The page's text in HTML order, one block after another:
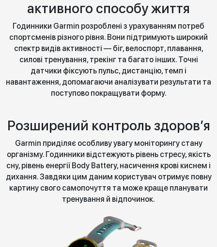
активного способу життя
Годинники Garmin розроблені з урахуванням потреб
спортсменів різного рівня. Вони підтримують широкий
спектр видів активності — біг, велоспорт, плавання,
силові тренування, трекінг та багато інших. Точні
датчики фіксують пульс, дистанцію, темп і
навантаження, допомагаючи аналізувати результати та
поступово покращувати форму.
Розширений контроль здоров’я
Garmin приділяє особливу увагу моніторингу стану
організму. Годинники відстежують рівень стресу, якість
сну, рівень енергії Body Battery, насичення крові киснем і
дихання. Завдяки цим даним користувач отримує повну
картину свого самопочуття та може краще планувати
тренування й відпочинок.